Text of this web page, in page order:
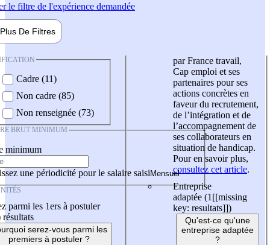
le filtre de l'expérience demandée
Plus De Filtres
Cadre (11)
Non cadre (85)
Non renseignée (73)
BRUT MINIMUM
minimum
une périodicité pour le salaire saisi
parmi les 1ers à postuler
résultats
serez-vous parmi les
premiers à postuler ?
par France travail,
Cap emploi et ses
partenaires pour ses
actions concrètes en
faveur du recrutement,
de l’intégration et de
l’accompagnement de
ses collaborateurs en
situation de handicap.
Pour en savoir plus,
consultez cet article.
Entreprise
adaptée (1 [[missing
key: resultats]])
Qu'est-ce qu'une
entreprise adaptée
?